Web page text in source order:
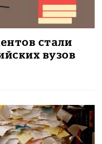
стали
вузов